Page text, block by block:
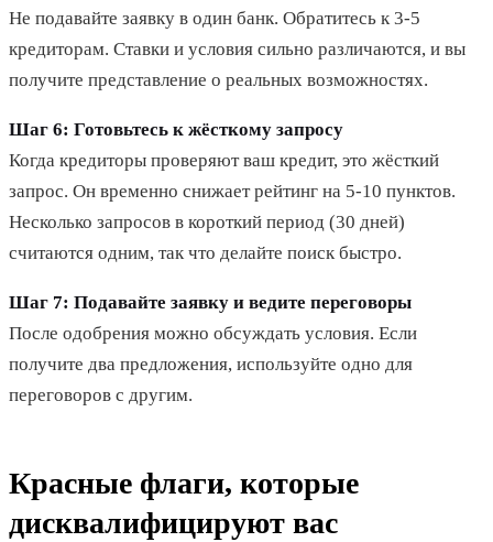
Не подавайте заявку в один банк. Обратитесь к 3-5
кредиторам. Ставки и условия сильно различаются, и вы
получите представление о реальных возможностях.
Шаг 6: Готовьтесь к жёсткому запросу
Когда кредиторы проверяют ваш кредит, это жёсткий
запрос. Он временно снижает рейтинг на 5-10 пунктов.
Несколько запросов в короткий период (30 дней)
считаются одним, так что делайте поиск быстро.
Шаг 7: Подавайте заявку и ведите переговоры
После одобрения можно обсуждать условия. Если
получите два предложения, используйте одно для
переговоров с другим.
Красные флаги, которые
дисквалифицируют вас